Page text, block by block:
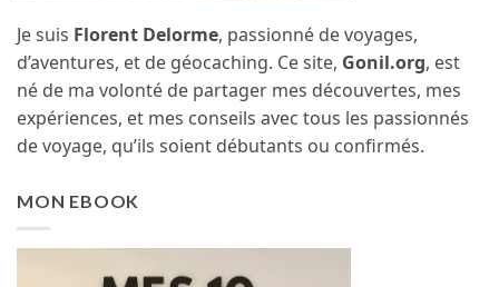
Je suis Florent Delorme, passionné de voyages,
d’aventures, et de géocaching. Ce site, Gonil.org, est
né de ma volonté de partager mes découvertes, mes
expériences, et mes conseils avec tous les passionnés
de voyage, qu’ils soient débutants ou confirmés.
MON EBOOK